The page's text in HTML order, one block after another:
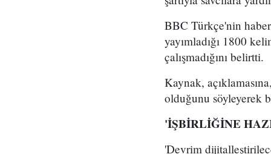
BBC Türkçe'nin
yayımladığı 1800
çalışmadığını belirtti.
Kaynak,
olduğunu söyleyerek
'İŞBİRLİĞİNE
'Devrim